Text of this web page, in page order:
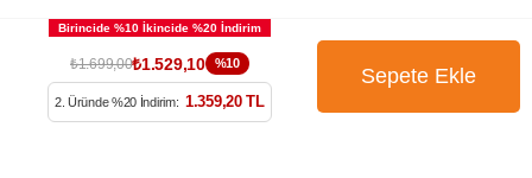
₺1.699,00₺1.529,10 %10
2. Üründe %20 İndirim: 1.359,20 TL